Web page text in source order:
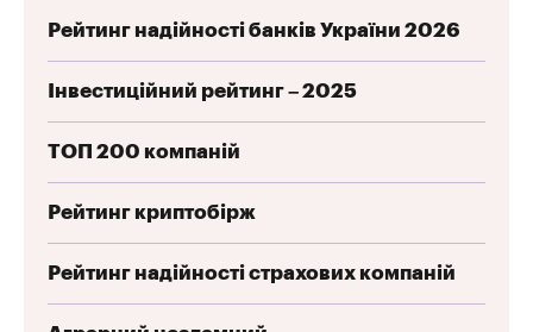
Рейтинг надійності банків України 2026
Інвестиційний рейтинг – 2025
ТОП 200 компаній
Рейтинг криптобірж
Рейтинг надійності страхових компаній